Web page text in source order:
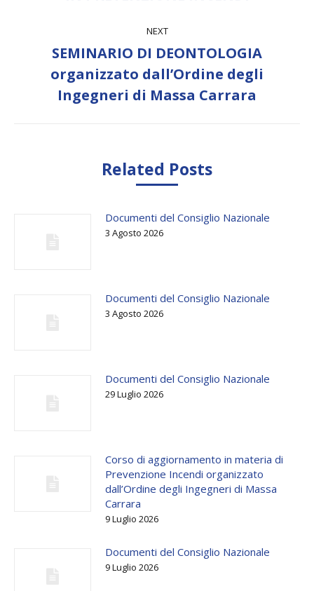
NEXT
Next
SEMINARIO DI DEONTOLOGIA
organizzato dall’Ordine degli
Ingegneri di Massa Carrara
Related Posts
Documenti del Consiglio Nazionale
3 Agosto 2026
Documenti del Consiglio Nazionale
3 Agosto 2026
Documenti del Consiglio Nazionale
29 Luglio 2026
Corso di aggiornamento in materia di
Prevenzione Incendi organizzato
dall’Ordine degli Ingegneri di Massa
Carrara
9 Luglio 2026
Documenti del Consiglio Nazionale
9 Luglio 2026